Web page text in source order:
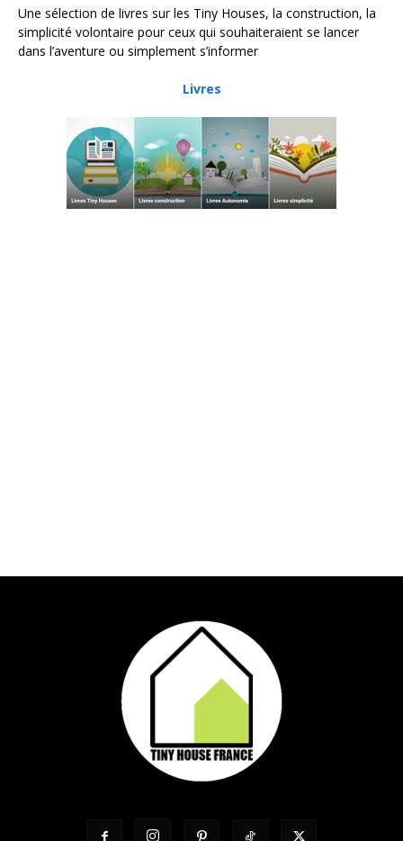
Une sélection de livres sur les Tiny Houses, la construction, la
simplicité volontaire pour ceux qui souhaiteraient se lancer
dans l’aventure ou simplement s’informer
Livres